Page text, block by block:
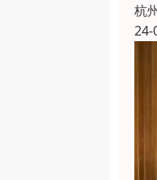
杭
24-